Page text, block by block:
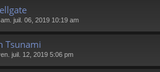
juil. 06, 2019 10:19 am
Tsunami
juil. 12, 2019 5:06 pm